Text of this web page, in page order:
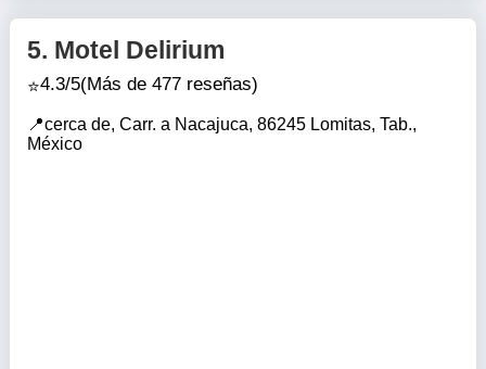
5. Motel Delirium
4.3/5(Más de 477 reseñas)
cerca de, Carr. a Nacajuca, 86245 Lomitas, Tab.,
México